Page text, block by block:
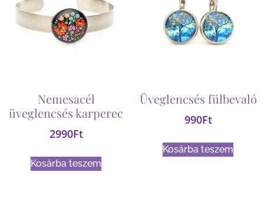
Nemesacél
üveglencsés karperec
2990Ft
Kosárba teszem
Üveglencsés fülbevaló
990Ft
Kosárba teszem